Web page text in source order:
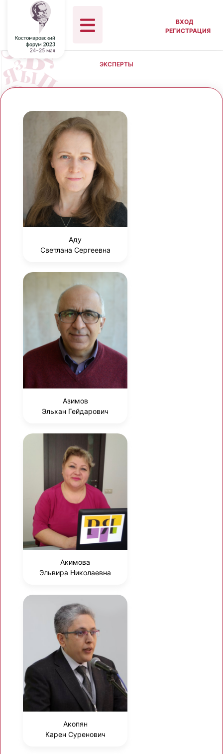
ВХОД
РЕГИСТРАЦИЯ
ЭКСПЕРТЫ
Аду
Светлана Сергеевна
Азимов
Эльхан Гейдарович
Акимова
Эльвира Николаевна
Акопян
Карен Суренович